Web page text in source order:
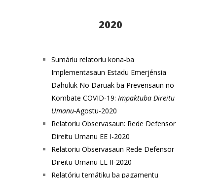
2020
Sumáriu relatoriu kona-ba
Implementasaun Estadu Emerjénsia
Dahuluk No Daruak ba Prevensaun no
Kombate COVID-19: Impaktuba Direitu
Umanu-Agostu-2020
Relatoriu Observasaun: Rede Defensor
Direitu Umanu EE I-2020
Relatoriu Observasaun Rede Defensor
Direitu Umanu EE II-2020
Relatóriu temátiku ba pagamentu